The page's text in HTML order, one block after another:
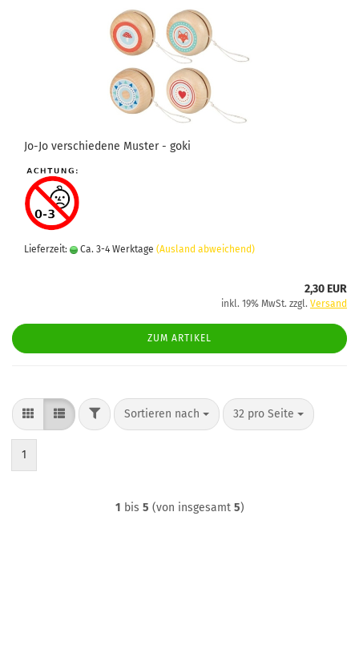
Jo-Jo verschiedene Muster - goki
Lieferzeit: Ca. 3-4 Werktage (Ausland abweichend)
2,30 EUR
inkl. 19% MwSt. zzgl. Versand
ZUM ARTIKEL
FILTERSortieren nach
Sortieren nach 32 pro Seite
pro Seite
1
1 bis 5 (von insgesamt 5)